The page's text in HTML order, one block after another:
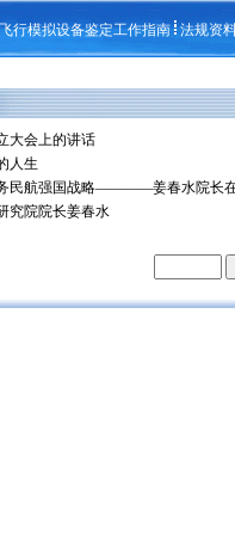
飞行模拟设备鉴定工作指南 法规资
大会上的讲话
人生
民航强国战略————姜春水院长
究院院长姜春水